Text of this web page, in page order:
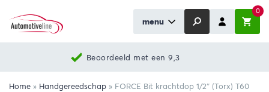
menu
0
Beoordeeld met een 9,3
Home » Handgereedschap » FORCE Bit krachtdop 1/2″ (Torx) T60